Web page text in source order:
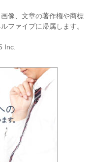
像、文章の著作権や商標
ファイブに帰属します。
Inc.